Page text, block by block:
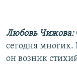
Любовь Чижова:
сегодня
он возник